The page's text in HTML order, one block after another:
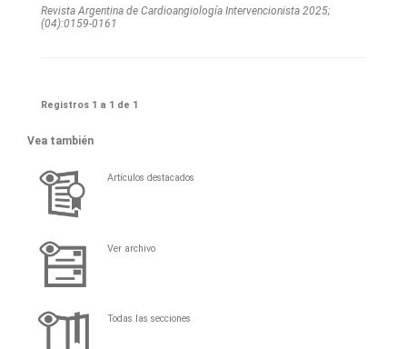
Revista Argentina de Cardioangiologí­a Intervencionista 2025;
(04):0159-0161
Registros 1 a 1 de 1
Vea también
Artículos destacados
Ver archivo
Todas las secciones